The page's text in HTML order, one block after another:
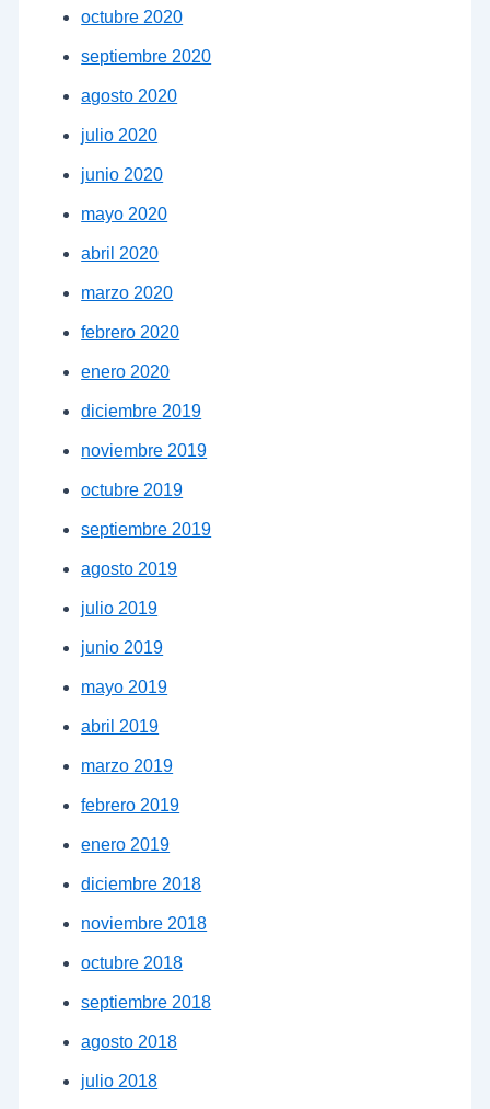
octubre 2020
septiembre 2020
agosto 2020
julio 2020
junio 2020
mayo 2020
abril 2020
marzo 2020
febrero 2020
enero 2020
diciembre 2019
noviembre 2019
octubre 2019
septiembre 2019
agosto 2019
julio 2019
junio 2019
mayo 2019
abril 2019
marzo 2019
febrero 2019
enero 2019
diciembre 2018
noviembre 2018
octubre 2018
septiembre 2018
agosto 2018
julio 2018